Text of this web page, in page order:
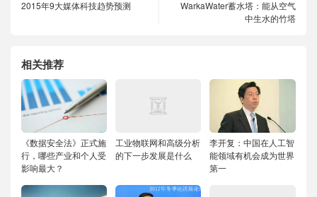
2015年9大媒体科技趋势预测
WarkaWater蓄水塔：能从空气
中生水的竹塔
相关推荐
《数据安全法》正式施
行，哪些产业和个人受
影响最大？
工业物联网和高级分析
的下一步发展是什么
李开复：中国在人工智
能领域有机会成为世界
第一